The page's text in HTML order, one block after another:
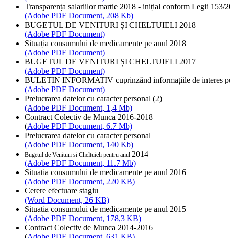
Transparența salariilor martie 2018 - inițial conform Legii 153/
(Adobe PDF Document, 208 Kb)
BUGETUL DE VENITURI ȘI CHELTUIELI 2018
(Adobe PDF Document)
Situația consumului de medicamente pe anul 2018
(Adobe PDF Document)
BUGETUL DE VENITURI ȘI CHELTUIELI 2017
(Adobe PDF Document)
BULETIN INFORMATIV cuprinzând informațiile de interes
(Adobe PDF Document)
Prelucrarea datelor cu caracter personal (2)
(Adobe PDF Document, 1,4 Mb)
Contract Colectiv de Munca 2016-2018
(Adobe PDF Document, 6.7 Mb)
Prelucrarea datelor cu caracter personal
(Adobe PDF Document, 140 Kb)
Bugetul de Venituri si Cheltuieli pentru anul 2014
(Adobe PDF Document, 11.7 Mb)
Situatia consumului de medicamente pe anul 2016
(Adobe PDF Document, 220 KB)
Cerere efectuare stagiu
(Word Document, 26 KB)
Situatia consumului de medicamente pe anul 2015
(Adobe PDF Document, 178,3 KB)
Contract Colectiv de Munca 2014-2016